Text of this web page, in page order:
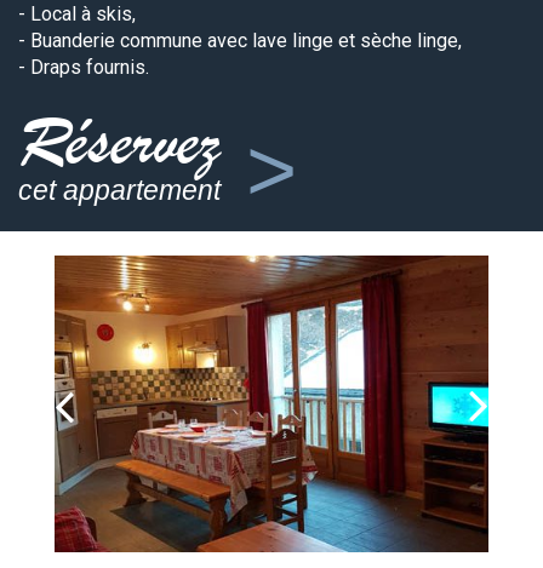
Local à skis,
Buanderie commune avec lave linge et sèche linge,
Draps fournis.
Réservez
cet appartement